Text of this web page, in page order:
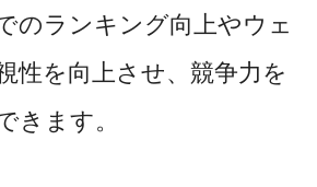
のランキング向上やウェ
性を向上させ、競争力を
きます。